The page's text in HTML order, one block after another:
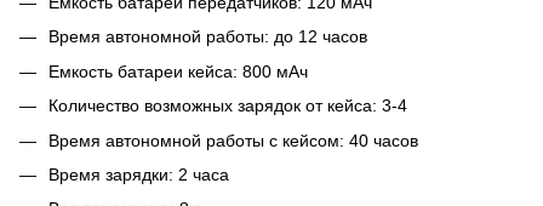
Время автономной работы: до 12 часов
Емкость батареи кейса: 800 мАч
Количество возможных зарядок от кейса: 3-4
Время автономной работы с кейсом: 40 часов
Время зарядки: 2 часа